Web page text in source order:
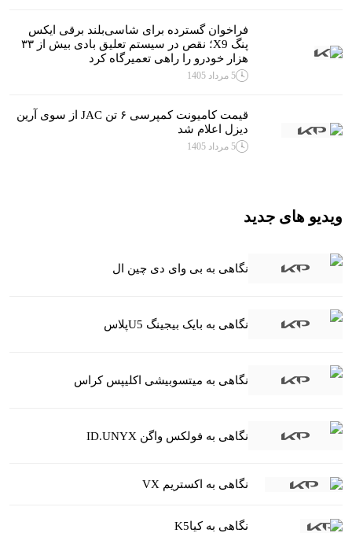
فراخوان گسترده برای شاسی‌بلند برقی ایکس
پنگ X9؛ نقص در سیستم تعلیق بادی بیش از ۳۳
هزار خودرو را راهی تعمیرگاه کرد‌
5 مرداد 1405
قیمت کامیونت کمپرسی ۶ تن JAC از سوی آرین
دیزل اعلام شد
5 مرداد 1405
ویدیو های جدید
نگاهی به بی وای دی چین ال
نگاهی به بایک بیجینگ U5پلاس
نگاهی به میتسوبیشی اکلیپس کراس
نگاهی به فولکس واگن ID.UNYX
نگاهی به اکستریم VX
نگاهی به کیاK5